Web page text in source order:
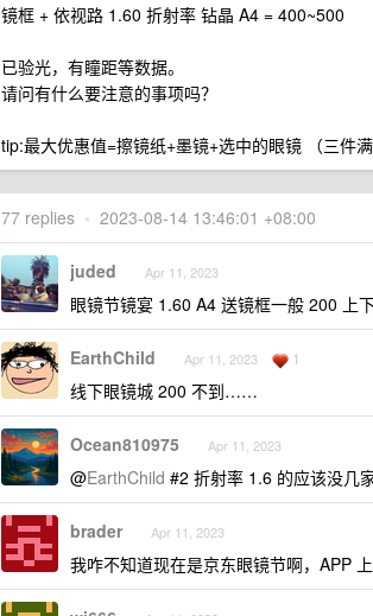
镜框 + 依视路 1.60 折射率 钻晶 A4 = 400~500
已验光，有瞳距等数据。
请问有什么要注意的事项吗？
tip:最大优惠值=擦镜纸+墨镜+选中的眼镜 （三件满
77 replies • 2023-08-14 13:46:01 +08:00
juded Apr 11, 2023
眼镜节镜宴 1.60 A4 送镜框一般 200 上
EarthChild Apr 11, 2023 1
线下眼镜城 200 不到……
Ocean810975 Apr 11, 2023
@EarthChild #2 折射率 1.6 的应该没
brader Apr 11, 2023
我咋不知道现在是京东眼镜节啊，APP